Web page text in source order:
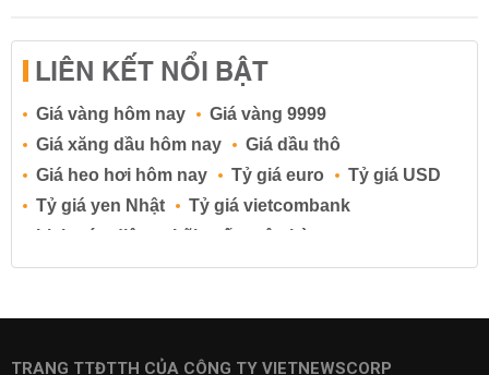
LIÊN KẾT NỔI BẬT
Giá vàng hôm nay
Giá vàng 9999
Giá xăng dầu hôm nay
Giá dầu thô
Giá heo hơi hôm nay
Tỷ giá euro
Tỷ giá USD
Tỷ giá yen Nhật
Tỷ giá vietcombank
Lịch cúp điện
Lãi suất ngân hàng
Lãi suất tiết kiệm
Lãi suất tiền gửi
Lãi suất ngân hàng BIDV
TRANG TTĐTTH CỦA CÔNG TY VIETNEWSCORP